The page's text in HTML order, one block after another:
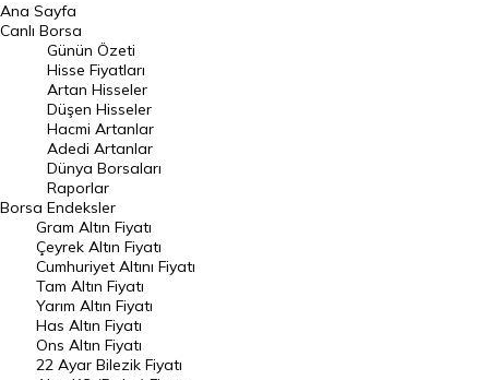
BIST 100 Hisseleri
En Çok Artan Hisseler
En Çok Düşen Hisseler
Hacmi Artanlar
Geçmiş Kapanışlar
Dünya Borsaları
Raporlar
Endeksler
DÖVİZ
Döviz Kuru
Ana Sayfa
Canlı Borsa
Borsa
Günün Özeti
Hisse Fiyatları
Artan Hisseler
Düşen Hisseler
Hacmi Artanlar
Adedi Artanlar
Dünya Borsaları
Raporlar
Endeksler
Gram Altın Fiyatı
Çeyrek Altın Fiyatı
Cumhuriyet Altını Fiyatı
Tam Altın Fiyatı
Yarım Altın Fiyatı
Has Altın Fiyatı
Ons Altın Fiyatı
22 Ayar Bilezik Fiyatı